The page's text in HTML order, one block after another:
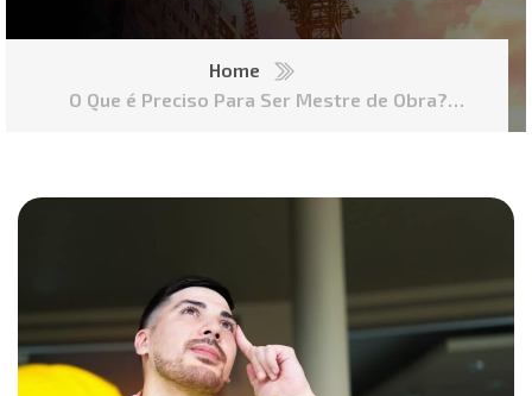
Home
O Que é Preciso Para Ser Mestre de Obra?